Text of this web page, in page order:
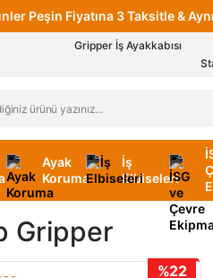
Peşin Fiyatına 3 Taksitle &
Gripper İş Ayakkabısı
Ayak
Koruma
İş
Elbiseleri
Gripper
%22